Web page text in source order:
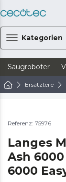
Kategorien
Saugroboter
Ersatzteile
Referenz: 75976
Langes
Ash
6000